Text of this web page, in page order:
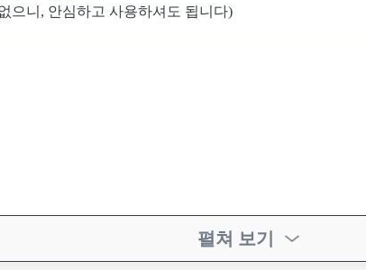
으니, 안심하고 사용하셔도 됩니다)
펼쳐 보기